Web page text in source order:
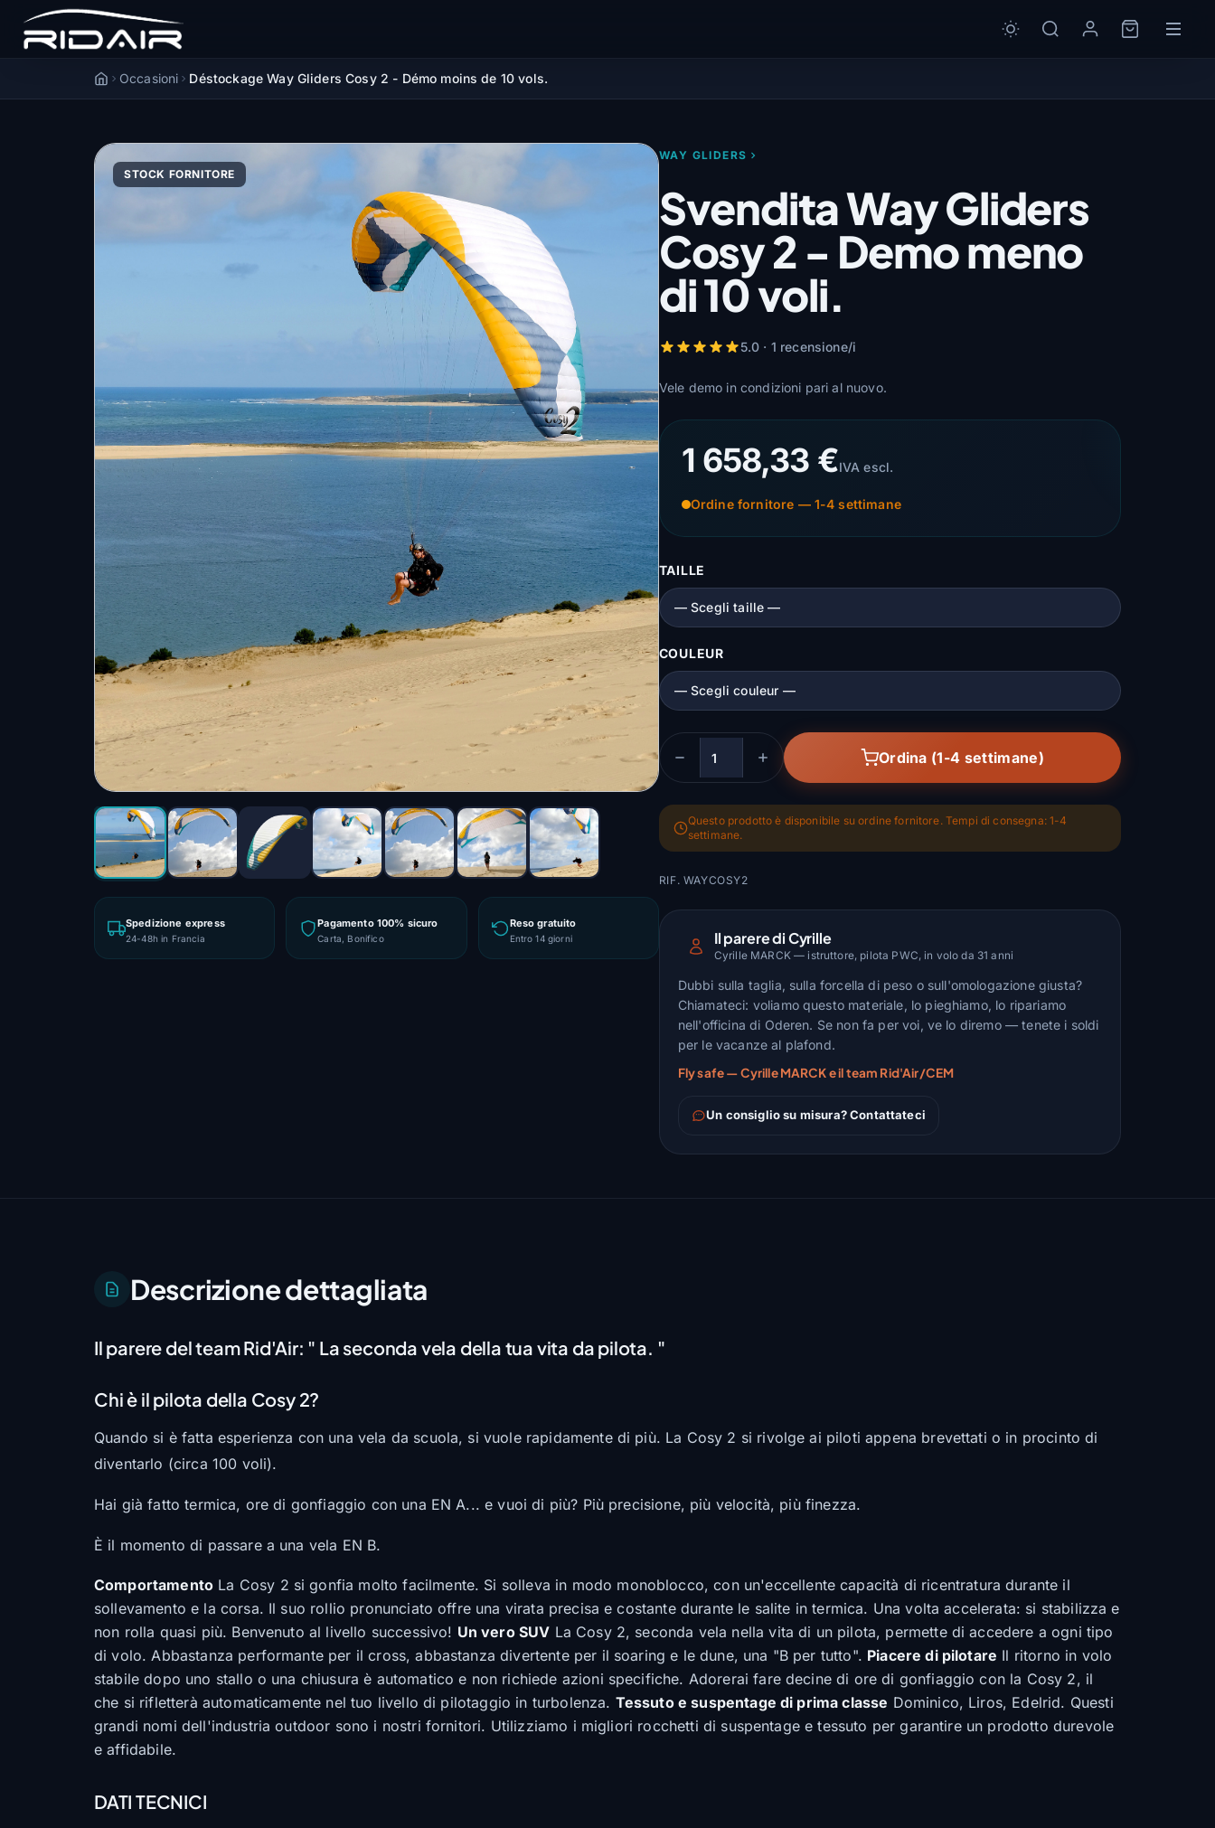
AccueilOccasioni Déstockage Way Gliders Cosy 2 - Démo moins de 10 vols.
STOCK FORNITORE
Spedizione express
24-48h in Francia
Pagamento 100% sicuro
Carta, Bonifico
Reso gratuito
Entro 14 giorni
WAY GLIDERS
Svendita Way Gliders
Cosy 2 - Demo meno
di 10 voli.
5.0 · 1 recensione/i
Vele demo in condizioni pari al nuovo.
1 658,33 €IVA escl.
Ordine fornitore — 1-4 settimane
TAILLE
COULEUR
Quantità
Ordina (1-4 settimane)
Questo prodotto è disponibile su ordine fornitore. Tempi di consegna: 1-4
settimane.
RIF. WAYCOSY2
Il parere di Cyrille
Cyrille MARCK — istruttore, pilota PWC, in volo da 31 anni
Dubbi sulla taglia, sulla forcella di peso o sull'omologazione giusta?
Chiamateci: voliamo questo materiale, lo pieghiamo, lo ripariamo
nell'officina di Oderen. Se non fa per voi, ve lo diremo — tenete i soldi
per le vacanze al plafond.
Fly safe — Cyrille MARCK e il team Rid'Air/CEM
Un consiglio su misura? Contattateci
Descrizione dettagliata
Il parere del team Rid'Air: " La seconda vela della tua vita da pilota. "
Chi è il pilota della Cosy 2?
Quando si è fatta esperienza con una vela da scuola, si vuole rapidamente di più. La Cosy 2 si rivolge ai piloti appena brevettati o in procinto di
diventarlo (circa 100 voli).
Hai già fatto termica, ore di gonfiaggio con una EN A... e vuoi di più? Più precisione, più velocità, più finezza.
È il momento di passare a una vela EN B.
Comportamento La Cosy 2 si gonfia molto facilmente. Si solleva in modo monoblocco, con un'eccellente capacità di ricentratura durante il
sollevamento e la corsa. Il suo rollio pronunciato offre una virata precisa e costante durante le salite in termica. Una volta accelerata: si stabilizza e
non rolla quasi più. Benvenuto al livello successivo! Un vero SUV La Cosy 2, seconda vela nella vita di un pilota, permette di accedere a ogni tipo
di volo. Abbastanza performante per il cross, abbastanza divertente per il soaring e le dune, una "B per tutto". Piacere di pilotare Il ritorno in volo
stabile dopo uno stallo o una chiusura è automatico e non richiede azioni specifiche. Adorerai fare decine di ore di gonfiaggio con la Cosy 2, il
che si rifletterà automaticamente nel tuo livello di pilotaggio in turbolenza. Tessuto e suspentage di prima classe Dominico, Liros, Edelrid. Questi
grandi nomi dell'industria outdoor sono i nostri fornitori. Utilizziamo i migliori rocchetti di suspentage e tessuto per garantire un prodotto durevole
e affidabile.
DATI TECNICI